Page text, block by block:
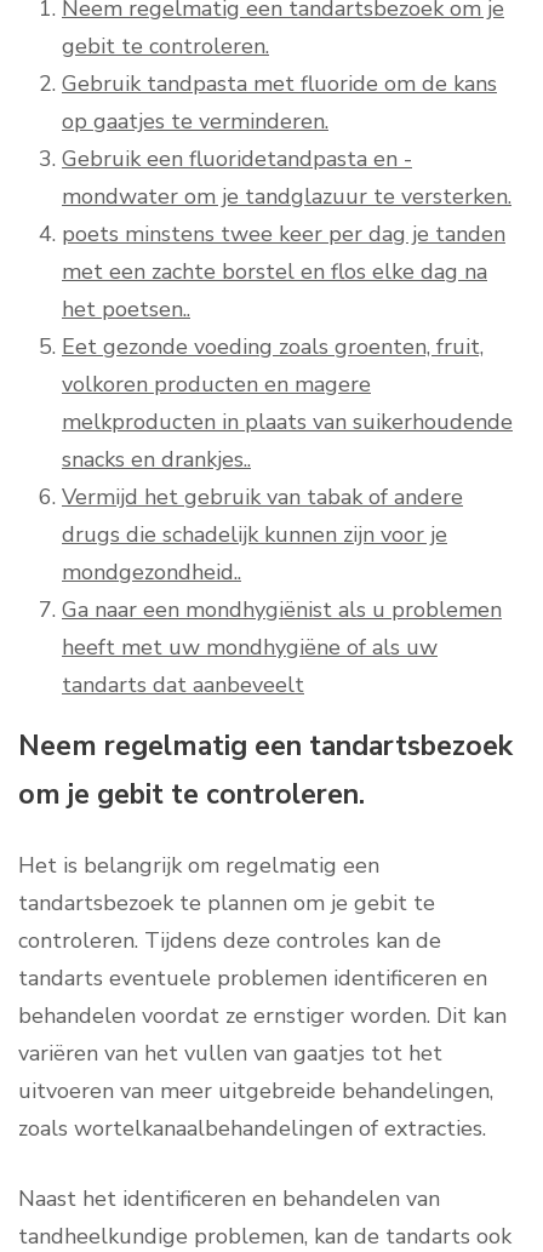
Neem regelmatig een tandartsbezoek om je
gebit te controleren.
Gebruik tandpasta met fluoride om de kans
op gaatjes te verminderen.
Gebruik een fluoridetandpasta en -
mondwater om je tandglazuur te versterken.
poets minstens twee keer per dag je tanden
met een zachte borstel en flos elke dag na
het poetsen..
Eet gezonde voeding zoals groenten, fruit,
volkoren producten en magere
melkproducten in plaats van suikerhoudende
snacks en drankjes..
Vermijd het gebruik van tabak of andere
drugs die schadelijk kunnen zijn voor je
mondgezondheid..
Ga naar een mondhygiënist als u problemen
heeft met uw mondhygiëne of als uw
tandarts dat aanbeveelt
Neem regelmatig een tandartsbezoek
om je gebit te controleren.
Het is belangrijk om regelmatig een
tandartsbezoek te plannen om je gebit te
controleren. Tijdens deze controles kan de
tandarts eventuele problemen identificeren en
behandelen voordat ze ernstiger worden. Dit kan
variëren van het vullen van gaatjes tot het
uitvoeren van meer uitgebreide behandelingen,
zoals wortelkanaalbehandelingen of extracties.
Naast het identificeren en behandelen van
tandheelkundige problemen, kan de tandarts ook